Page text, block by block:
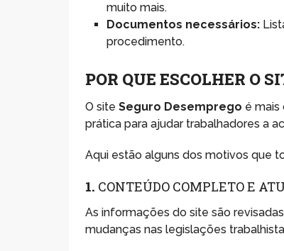
muito mais.
Documentos necessários:
procedimento.
POR QUE ESCOLHER O
O siteSeguro Desemprego é
prática para ajudar trabalhadores a
Aqui estão alguns dos motivos que
1. CONTEÚDO COMPLETO E
As informações do site são
mudanças nas legislações